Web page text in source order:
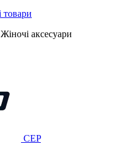
Жіночі аксесуари
CEP